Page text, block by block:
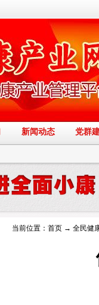
新闻动态 党群
当前位置： 首页 → 全民健